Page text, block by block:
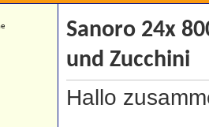
Sanoro 24x
und Zucchini
Hallo